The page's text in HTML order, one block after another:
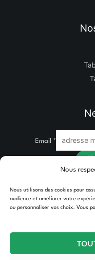
Nous
Nous utilisons des cookies pour
audience et améliorer votre
ou personnaliser vos choix. Vous
Email *